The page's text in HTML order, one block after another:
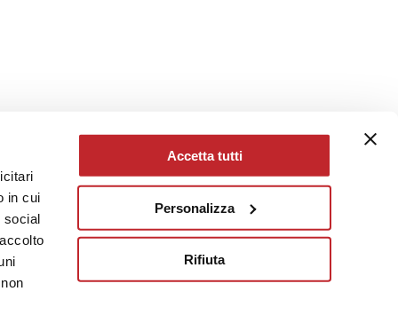
in cui
social
Accetta tutti
Personalizza
Rifiuta